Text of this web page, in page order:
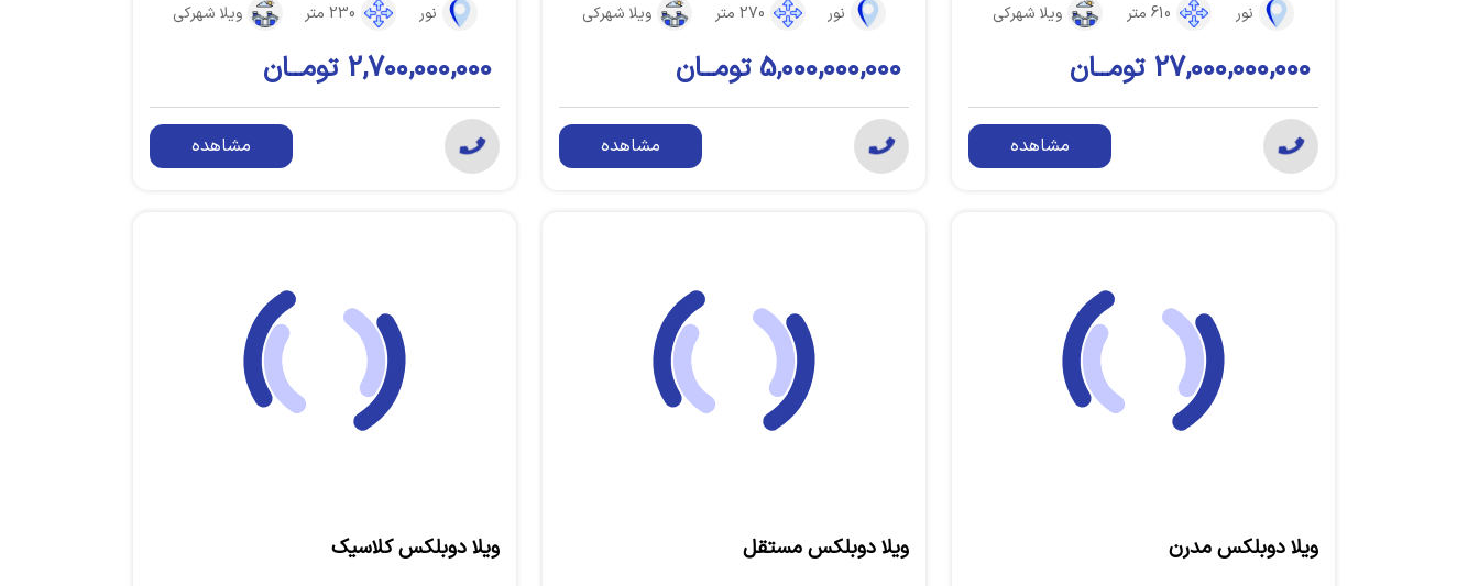
نور 610 متر ویلا شهرکی
27,000,000,000 تومــان
مشاهده
نور 270 متر ویلا شهرکی
5,000,000,000 تومــان
مشاهده
نور 230 متر ویلا شهرکی
2,700,000,000 تومــان
مشاهده
ویلا دوبلکس مدرن ویلا دوبلکس مستقل ویلا دوبلکس کلاسیک